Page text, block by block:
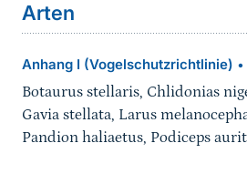
Arten
Anhang I (Vogelschutzrichtlinie) •
Botaurus stellaris, Chlidonias
Gavia stellata, Larus
Pandion haliaetus, Podiceps